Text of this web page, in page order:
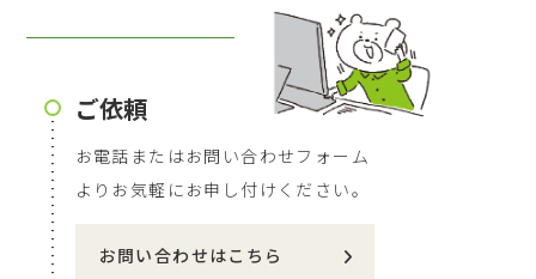
ご依頼
お電話またはお問い合わせフォーム
より お気軽にお申し付けください。
お問い合わせはこちら